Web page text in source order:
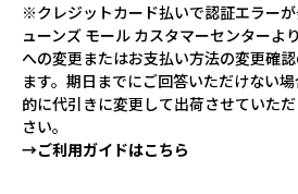
※クレジットカード払いで認証エラー
ューンズ モール カスタマーセンターよ
への変更またはお支払い方法の変更確
ます。期日までにご回答いただけない
的に代引きに変更して出荷させていた
さい。
→ご利用ガイドはこちら